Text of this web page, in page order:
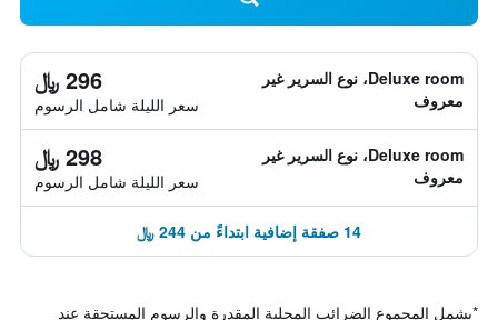
Deluxe room، نوع السرير غير
معروف
296 ﷼
سعر الليلة شامل الرسوم
Deluxe room، نوع السرير غير
معروف
298 ﷼
سعر الليلة شامل الرسوم
14 صفقة إضافية ابتداءً من 244 ﷼
*يشمل المجموع الضرائب المحلية المقدرة والرسوم المستحقة عند